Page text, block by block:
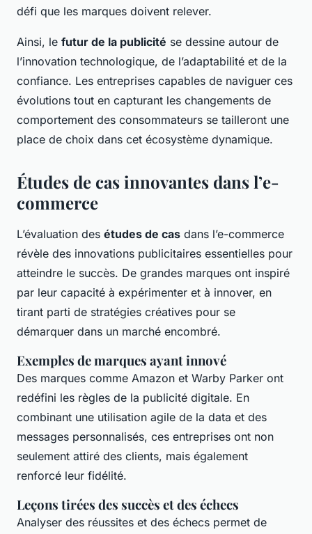
défi que les marques doivent relever.
Ainsi, le futur de la publicité se dessine autour de
l’innovation technologique, de l’adaptabilité et de la
confiance. Les entreprises capables de naviguer ces
évolutions tout en capturant les changements de
comportement des consommateurs se tailleront une
place de choix dans cet écosystème dynamique.
Études de cas innovantes dans l’e-
commerce
L’évaluation des études de cas dans l’e-commerce
révèle des innovations publicitaires essentielles pour
atteindre le succès. De grandes marques ont inspiré
par leur capacité à expérimenter et à innover, en
tirant parti de stratégies créatives pour se
démarquer dans un marché encombré.
Exemples de marques ayant innové
Des marques comme Amazon et Warby Parker ont
redéfini les règles de la publicité digitale. En
combinant une utilisation agile de la data et des
messages personnalisés, ces entreprises ont non
seulement attiré des clients, mais également
renforcé leur fidélité.
Leçons tirées des succès et des échecs
Analyser des réussites et des échecs permet de